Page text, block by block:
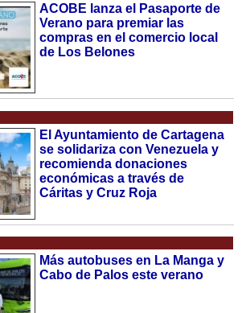
ACOBE lanza el Pasaporte de
Verano para premiar las
compras en el comercio local
de Los Belones
El Ayuntamiento de Cartagena
se solidariza con Venezuela y
recomienda donaciones
económicas a través de
Cáritas y Cruz Roja
Más autobuses en La Manga y
Cabo de Palos este verano